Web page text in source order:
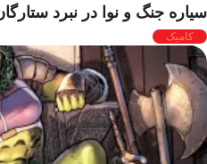
جنگ و نوا در نبرد ستارگان